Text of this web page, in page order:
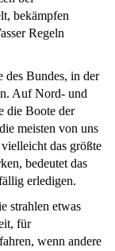
bekämpfen
Regeln
des Bundes, in der
Auf Nord- und
die Boote der
meisten von uns
das größte
bedeutet das
erledigen.
strahlen etwas
für
wenn andere